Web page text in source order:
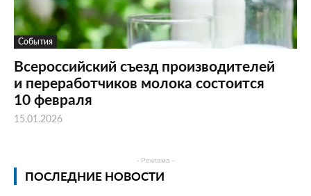
События
Всероссийский съезд производителей
и переработчиков молока состоится
10 февраля
15.01.2026
- Реклама -
ПОСЛЕДНИЕ НОВОСТИ